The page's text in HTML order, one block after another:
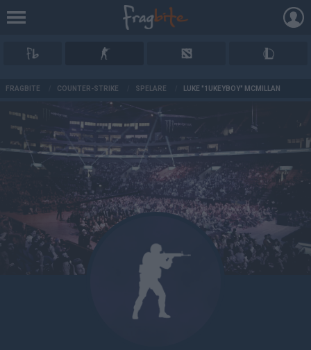
FRAGBITE COUNTER-STRIKE SPELARE LUKE "1UKEYBOY" MCMILLAN